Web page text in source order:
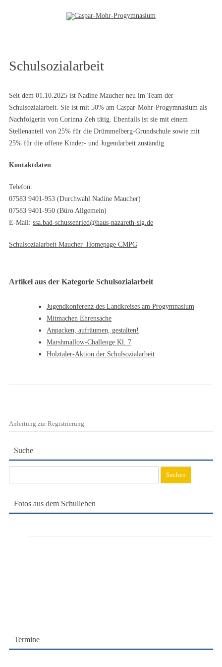
Schulsozialarbeit
Seit dem 01.10.2025 ist Nadine Maucher neu im Team der
Schulsozialarbeit. Sie ist mit 50% am Caspar-Mohr-Progymnasium als
Nachfolgerin von Corinna Zeh tätig. Ebenfalls ist sie mit einem
Stellenanteil von 25% für die Drümmelberg-Grundschule sowie mit
25% für die offene Kinder- und Jugendarbeit zuständig.
Kontaktdaten
Telefon:
07583 9401-953 (Durchwahl Nadine Maucher)
07583 9401-950 (Büro Allgemein)
E-Mail: ssa.bad-schussenried@haus-nazareth-sig.de
Schulsozialarbeit Maucher_Homepage CMPG
Artikel aus der Kategorie Schulsozialarbeit
Jugendkonferenz des Landkreises am Progymnasium
Mitmachen Ehrensache
Anpacken, aufräumen, gestalten!
Marshmallow-Challenge Kl. 7
Holztaler-Aktion der Schulsozialarbeit
Anleitung zur Registrierung
Suche
nach:
Fotos aus dem Schulleben
Termine